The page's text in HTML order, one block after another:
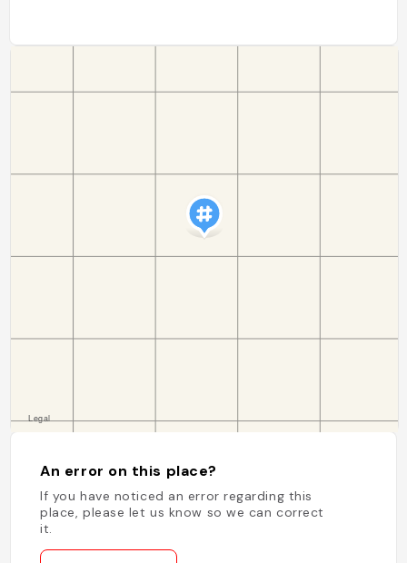
An error on this place?
If you have noticed an error regarding this
place, please let us know so we can correct
it.